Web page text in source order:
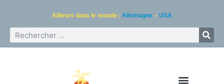
Ailleurs dans le monde : Allemagne – USA